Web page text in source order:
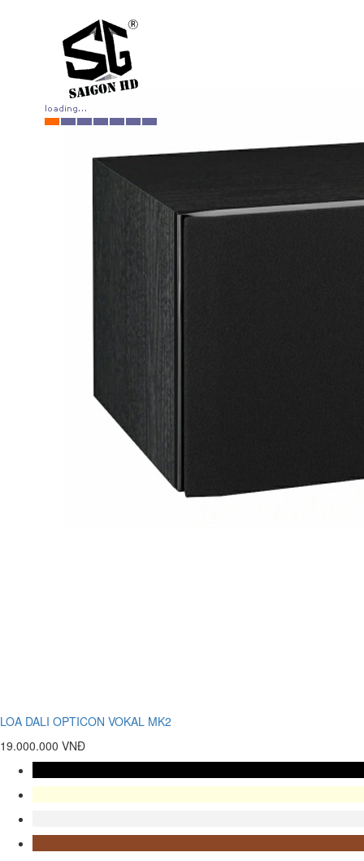
LOA DALI OPTICON VOKAL MK2
19.000.000 VNĐ